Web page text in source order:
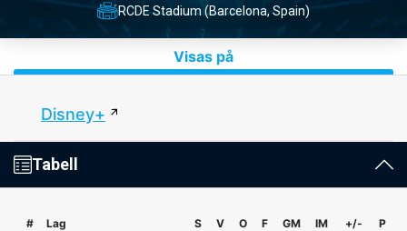
RCDE Stadium (Barcelona, Spain)
Visas på
Disney+
Tabell
# Lag S V O F GM IM +/- P